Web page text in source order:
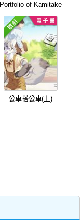
Portfolio of Kamitake
公車搭公車(上)